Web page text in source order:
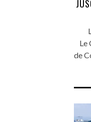
Le
de